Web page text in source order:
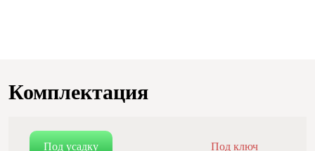
Комплектация
Под усадку Под ключ